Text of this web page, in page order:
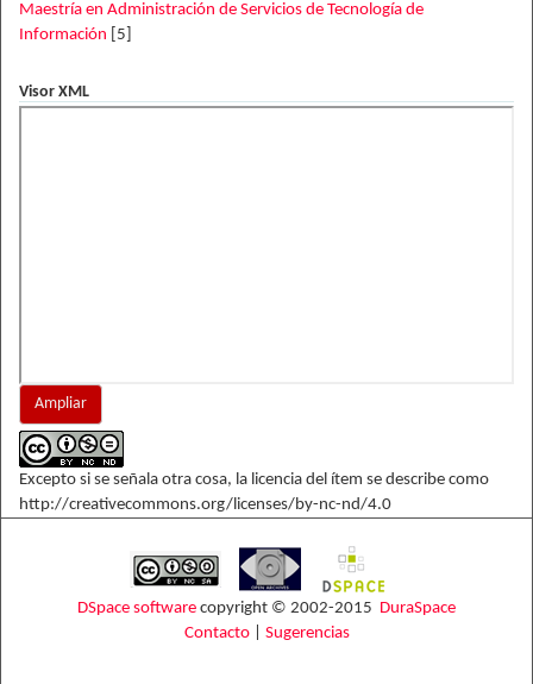
Maestría en Administración de Servicios de Tecnología de
Información [5]
Visor XML
Ampliar
Excepto si se señala otra cosa, la licencia del ítem se describe como
http://creativecommons.org/licenses/by-nc-nd/4.0
DSpace software copyright © 2002-2015 DuraSpace
Contacto| Sugerencias